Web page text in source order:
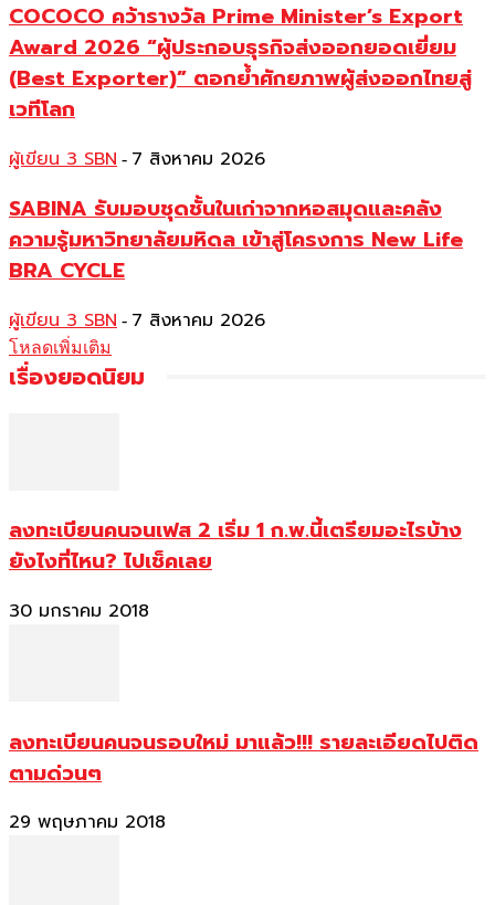
COCOCO คว้ารางวัล Prime Minister’s Export
Award 2026 “ผู้ประกอบธุรกิจส่งออกยอดเยี่ยม
(Best Exporter)” ตอกย้ำศักยภาพผู้ส่งออกไทยสู่
เวทีโลก
ผู้เขียน 3 SBN - 7 สิงหาคม 2026
SABINA รับมอบชุดชั้นในเก่าจากหอสมุดและคลัง
ความรู้มหาวิทยาลัยมหิดล เข้าสู่โครงการ New Life
BRA CYCLE
ผู้เขียน 3 SBN - 7 สิงหาคม 2026
โหลดเพิ่มเติม
เรื่องยอดนิยม
ลงทะเบียนคนจนเฟส 2 เริ่ม 1 ก.พ.นี้เตรียมอะไรบ้าง
ยังไงที่ไหน? ไปเช็คเลย
30 มกราคม 2018
ลงทะเบียนคนจนรอบใหม่ มาแล้ว!!! รายละเอียดไปติด
ตามด่วนๆ
29 พฤษภาคม 2018